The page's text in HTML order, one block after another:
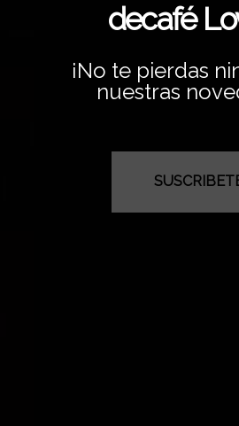
decafé
¡No te pierdas
nuestras